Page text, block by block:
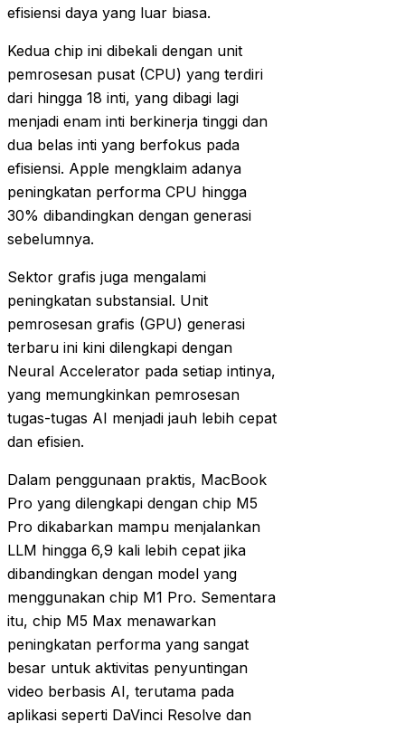
efisiensi daya yang luar biasa.
Kedua chip ini dibekali dengan unit
pemrosesan pusat (CPU) yang terdiri
dari hingga 18 inti, yang dibagi lagi
menjadi enam inti berkinerja tinggi dan
dua belas inti yang berfokus pada
efisiensi. Apple mengklaim adanya
peningkatan performa CPU hingga
30% dibandingkan dengan generasi
sebelumnya.
Sektor grafis juga mengalami
peningkatan substansial. Unit
pemrosesan grafis (GPU) generasi
terbaru ini kini dilengkapi dengan
Neural Accelerator pada setiap intinya,
yang memungkinkan pemrosesan
tugas-tugas AI menjadi jauh lebih cepat
dan efisien.
Dalam penggunaan praktis, MacBook
Pro yang dilengkapi dengan chip M5
Pro dikabarkan mampu menjalankan
LLM hingga 6,9 kali lebih cepat jika
dibandingkan dengan model yang
menggunakan chip M1 Pro. Sementara
itu, chip M5 Max menawarkan
peningkatan performa yang sangat
besar untuk aktivitas penyuntingan
video berbasis AI, terutama pada
aplikasi seperti DaVinci Resolve dan